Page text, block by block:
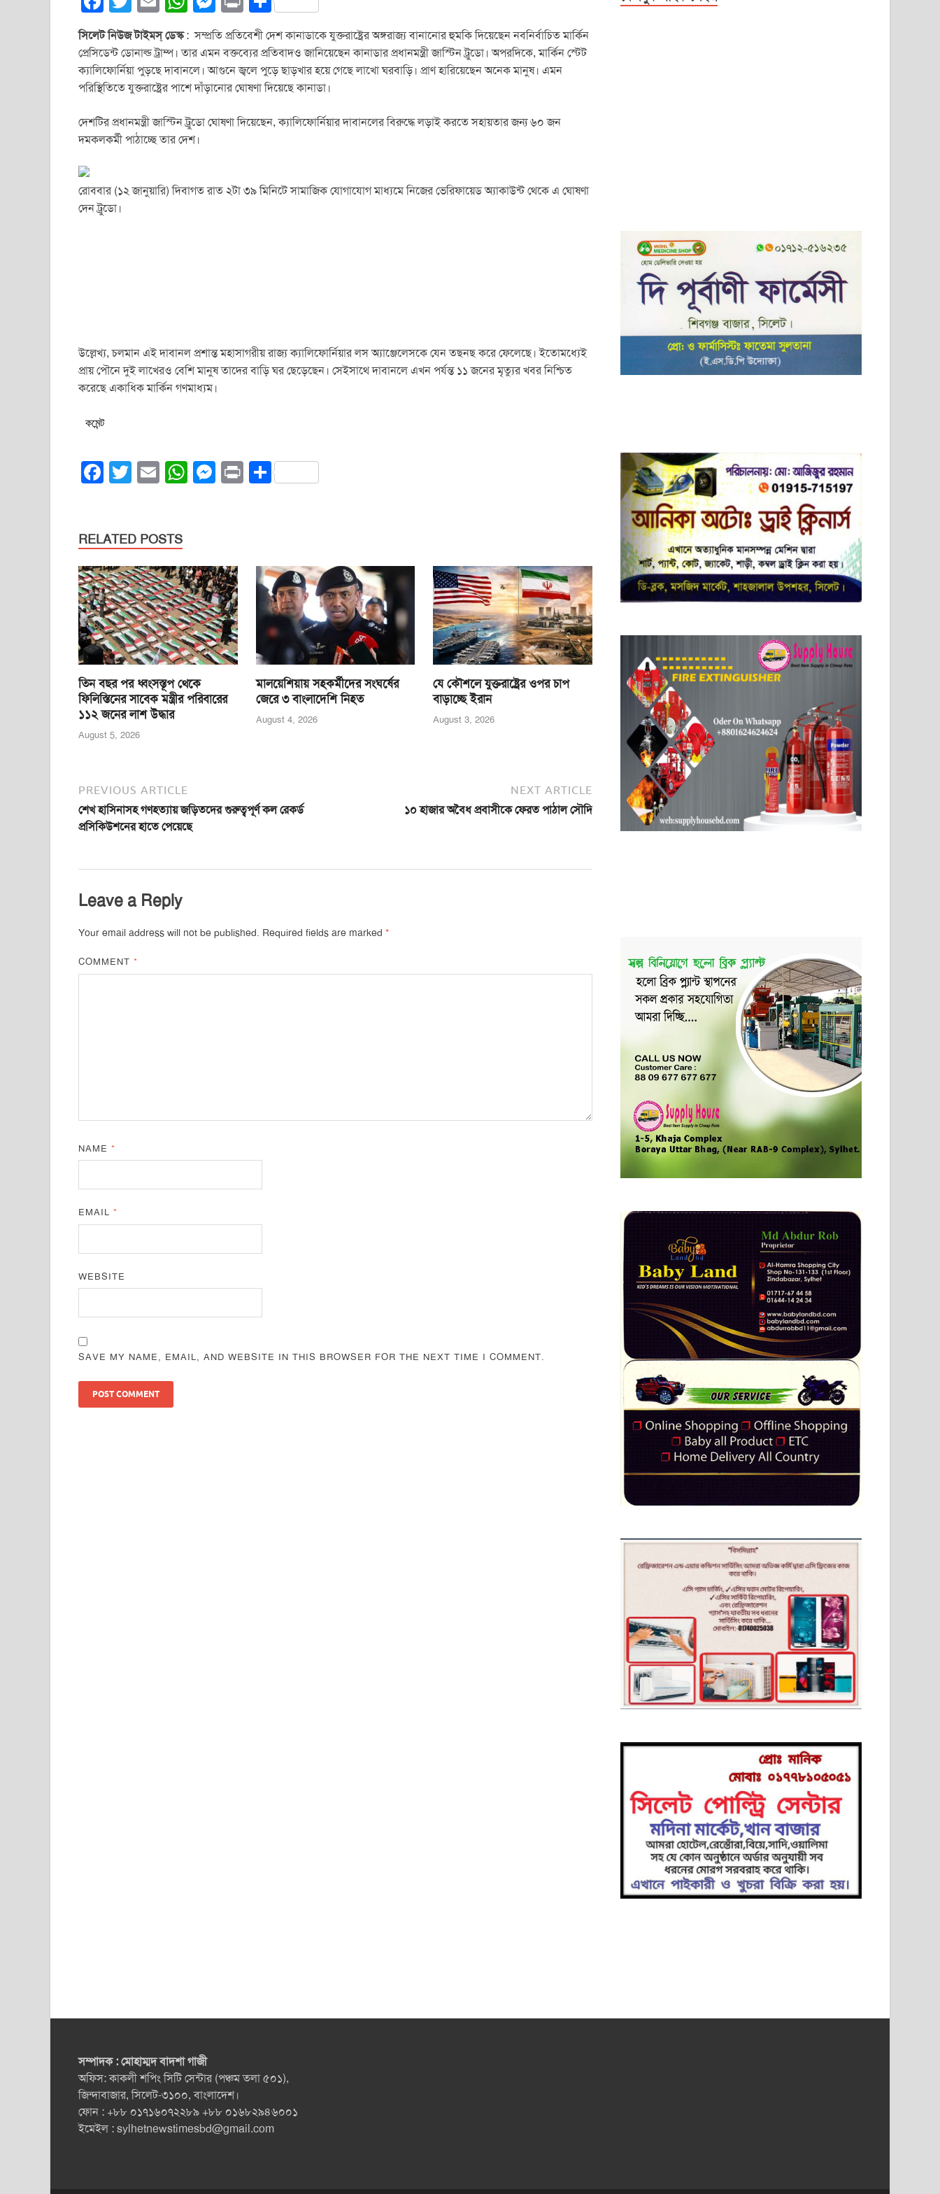
a
c
e
b
o
o
wi
tt
er
m
ail at
s
A
p
p
e
ss
e
n
g
er
in
t
h
ar
e
সিলেট নিউজ টাইমস্ ডেস্ক: সম্প্রতি প্রতিবেশী দেশ কানাডাকে যুক্তরাষ্ট্রের অঙ্গরাজ্য বানানোর হুমকি দিয়েছেন নবনির্বাচিত মার্কিন
প্রেসিডেন্ট ডোনাল্ড ট্রাম্প। তার এমন বক্তব্যের প্রতিবাদও জানিয়েছেন কানাডার প্রধানমন্ত্রী জাস্টিন ট্রুডো। অপরদিকে, মার্কিন স্টেট
ক্যালিফোর্নিয়া পুড়ছে দাবানলে। আগুনে জ্বলে পুড়ে ছাড়খার হয়ে গেছে লাখো ঘরবাড়ি। প্রাণ হারিয়েছেন অনেক মানুষ। এমন
পরিস্থিতিতে যুক্তরাষ্ট্রের পাশে দাঁড়ানোর ঘোষণা দিয়েছে কানাডা।
দেশটির প্রধানমন্ত্রী জাস্টিন ট্রুডো ঘোষণা দিয়েছেন, ক্যালিফোর্নিয়ার দাবানলের বিরুদ্ধে লড়াই করতে সহায়তার জন্য ৬০ জন
দমকলকর্মী পাঠাচ্ছে তার দেশ।
রোববার (১২ জানুয়ারি) দিবাগত রাত ২টা ৩৯ মিনিটে সামাজিক যোগাযোগ মাধ্যমে নিজের ভেরিফায়েড অ্যাকাউন্ট থেকে এ ঘোষণা
দেন ট্রুডো।
উল্লেখ্য, চলমান এই দাবানল প্রশান্ত মহাসাগরীয় রাজ্য ক্যালিফোর্নিয়ার লস অ্যাঞ্জেলেসকে যেন তছনছ করে ফেলেছে। ইতোমধ্যেই
প্রায় পৌনে দুই লাখেরও বেশি মানুষ তাদের বাড়ি ঘর ছেড়েছেন। সেইসাথে দাবানলে এখন পর্যন্ত ১১ জনের মৃত্যুর খবর নিশ্চিত
করেছে একাধিক মার্কিন গণমাধ্যম।
কমেন্ট
F
e
b
o
o
k
T
er
E
W
A
p
p
M
n
g
er
Pr S
RELATED POSTS
তিন বছর পর ধ্বংসস্তূপ থেকে
ফিলিস্তিনের সাবেক মন্ত্রীর পরিবারের
১১২ জনের লাশ উদ্ধার
August 5, 2026
মালয়েশিয়ায় সহকর্মীদের সংঘর্ষের
জেরে ৩ বাংলাদেশি নিহত
August 4, 2026
যে কৌশলে যুক্তরাষ্ট্রের ওপর চাপ
বাড়াচ্ছে ইরান
August 3, 2026
PREVIOUS ARTICLE
শেখ হাসিনাসহ গণহত্যায় জড়িতদের গুরুত্বপূর্ণ কল রেকর্ড
প্রসিকিউশনের হাতে পেয়েছে
NEXT ARTICLE
১০ হাজার অবৈধ প্রবাসীকে ফেরত পাঠাল সৌদি
Leave a Reply
Your email address will not be published. Required fields are marked *
COMMENT*
NAME*
EMAIL*
WEBSITE
SAVE MY NAME, EMAIL, AND WEBSITE IN THIS BROWSER FOR THE NEXT TIME I COMMENT.
সম্পাদক : মোহাম্মদ বাদশা গাজী
অফিস: কাকলী শপিং সিটি সেন্টার (পঞ্চম তলা ৫০১),
জিন্দাবাজার, সিলেট-৩১০০, বাংলাদেশ।
ফোন : +৮৮ ০১৭১৬০৭২২৮৯ +৮৮ ০১৬৮২৯৪৬০০১
ইমেইল : sylhetnewstimesbd@gmail.com